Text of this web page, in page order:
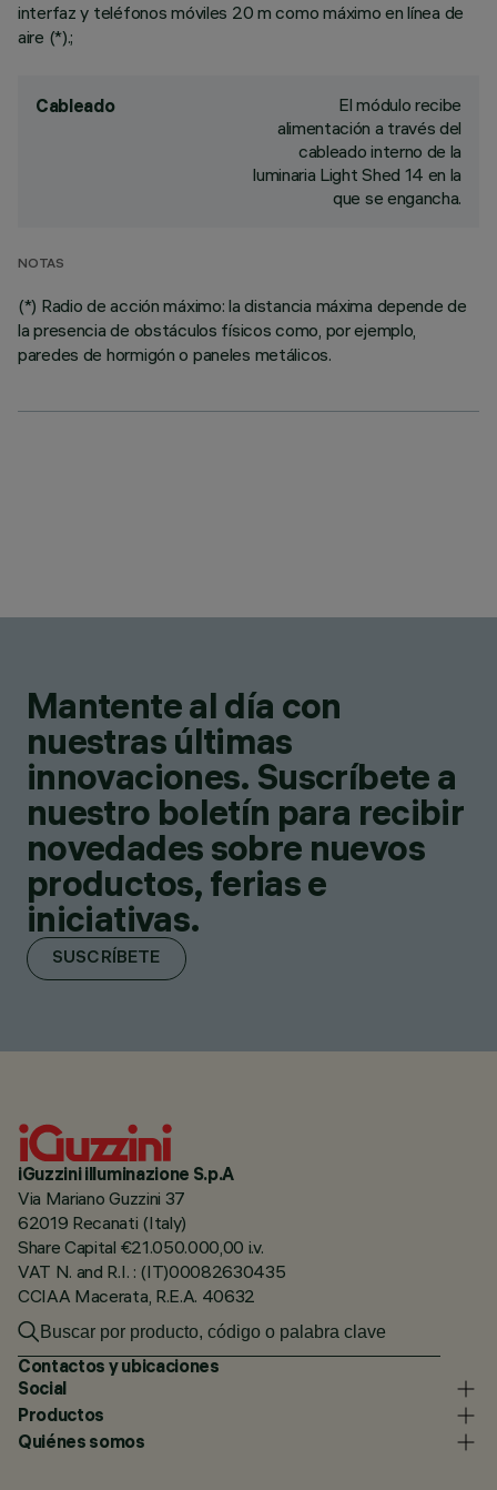
interfaz y teléfonos móviles 20 m como máximo en línea de
aire (*).;
Cableado
El módulo recibe
alimentación a través del
cableado interno de la
luminaria Light Shed 14 en la
que se engancha.
NOTAS
(*) Radio de acción máximo: la distancia máxima depende de
la presencia de obstáculos físicos como, por ejemplo,
paredes de hormigón o paneles metálicos.
Mantente al día con
nuestras últimas
innovaciones. Suscríbete a
nuestro boletín para recibir
novedades sobre nuevos
productos, ferias e
iniciativas.
SUSCRÍBETE
iGuzzini illuminazione S.p.A
Via Mariano Guzzini 37
62019 Recanati (Italy)
Share Capital €21.050.000,00 i.v.
VAT N. and R.I. : (IT)00082630435
CCIAA Macerata, R.E.A. 40632
Contactos y ubicaciones
Social
Productos
Quiénes somos